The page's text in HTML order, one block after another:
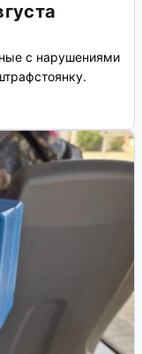
с нарушениями